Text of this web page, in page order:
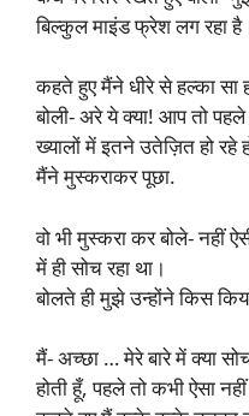
बिल्कुल माइंड फ्रेश लग रहा
कहते हुए मैंने धीरे से हल्का
बोली- अरे ये क्या! आप तो
ख्यालों में इतने उतेज़ित हो रहे
मैंने मुस्कराकर पूछा.
वो भी मुस्करा कर बोले- नहीं
में ही सोच रहा था।
बोलते ही मुझे उन्होंने किस
मैं- अच्छा … मेरे बारे में क्या
होती हूँ, पहले तो कभी ऐसा